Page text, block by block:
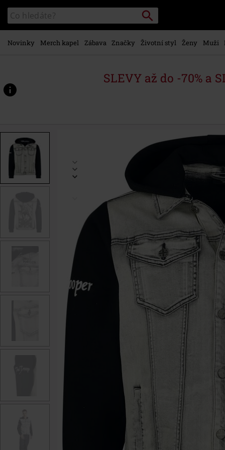
hlavnímu
obsahu
Katalog
vyhledávání
Vyhledávání
Novinky Merch kapel Zábava Značky Životní styl Ženy Muži
SLEVY až do -70% a
www.emp-
p/emp-
572021.html